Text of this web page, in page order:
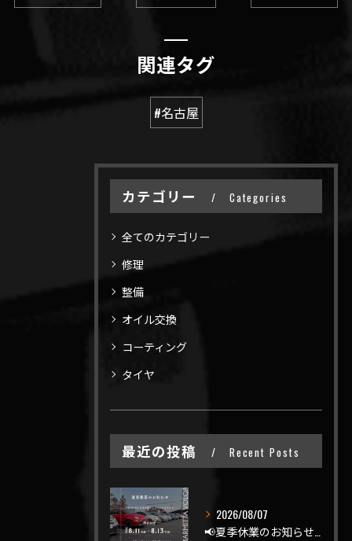
関連タグ
#名古屋
カテゴリー Categories
全てのカテゴリー
修理
整備
オイル交換
コーティング
タイヤ
最近の投稿 Recent Posts
2026/08/07
📢夏季休業のお知らせ📢